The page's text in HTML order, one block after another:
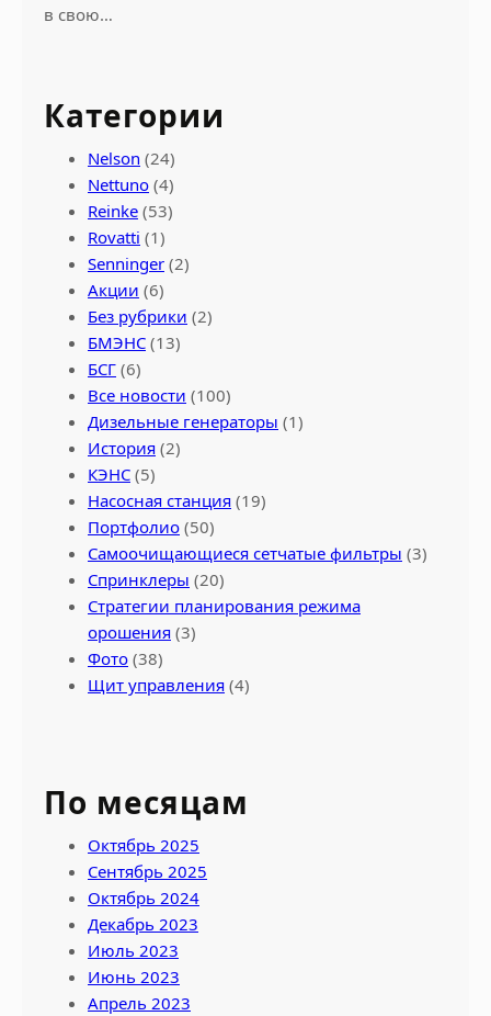
в свою…
Категории
Nelson (24)
Nettuno (4)
Reinke (53)
Rovatti (1)
Senninger (2)
Акции (6)
Без рубрики (2)
БМЭНС (13)
БСГ (6)
Все новости (100)
Дизельные генераторы (1)
История (2)
КЭНС (5)
Насосная станция (19)
Портфолио (50)
Самоочищающиеся сетчатые фильтры (3)
Спринклеры (20)
Стратегии планирования режима
орошения (3)
Фото (38)
Щит управления (4)
По месяцам
Октябрь 2025
Сентябрь 2025
Октябрь 2024
Декабрь 2023
Июль 2023
Июнь 2023
Апрель 2023